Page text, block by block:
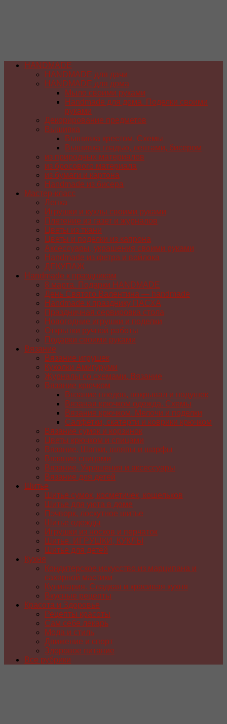
HANDMADE
HANDMADE для дачи
HANDMADE для дома
Мыло своими руками
Handmade для дома. Поделки своими
руками
Декорирование предметов
Вышивка
Вышивка крестом. Схемы
Вышивка гладью, лентами, бисером
из природных материалов
из бросового материала
из бумаги и картона
Handmade из бисера
Мастер-класс
Лепка
Игрушки и куклы своими руками
Плетение из газет и журналов
Цветы из ткани
Цветы и поделки из капрона
Аксессуары, украшения своими руками
Handmade из фетра и войлока
ДЕКУПАЖ
Handmade к праздникам
8 марта. Подарки HANDMADE
День Святого Валентина — handmade
Handmade к празднику ПАСХA
Праздничная сервировка стола
Новогодние игрушки и поделки
Открытки ручной работы
Подарки своими руками
Вязание
Вязание игрушек
Куколки Амигуруми
Журналы со схемами. Вязание
Вязание крючком
Вязание пледов, покрывал и подушек
Вязаная крючком одежда. Схемы
Вязание крючком. Мелочи и поделки
Салфетки, скатерти и коврики крючком
Вязание сумок и корзинок
Цветы крючком и спицами
Вязание. Шапки, шляпы и шарфы
Вязание спицами
Вязание. Украшения и аксессуары
Вязание для детей
Шитье
Шитье сумок, косметичек, кошельков
Шитье для уюта в доме
Пэчворк, лоскутное шитье
Шитье одежды
Игрушки из носков и перчаток
Шитье. ИГРУШКИ, КУКЛЫ
Шитье для детей
Кухня
Кондитерское искусство из марципана и
сахарной мастики
Кулинария. Сладкая и красивая кухня
Вкусные рецепты
Красота и Здоровье
Рецепты красоты
Сам себе лекарь
Мода и стиль
Движение и спорт
Здоровое питание
Все рубрики